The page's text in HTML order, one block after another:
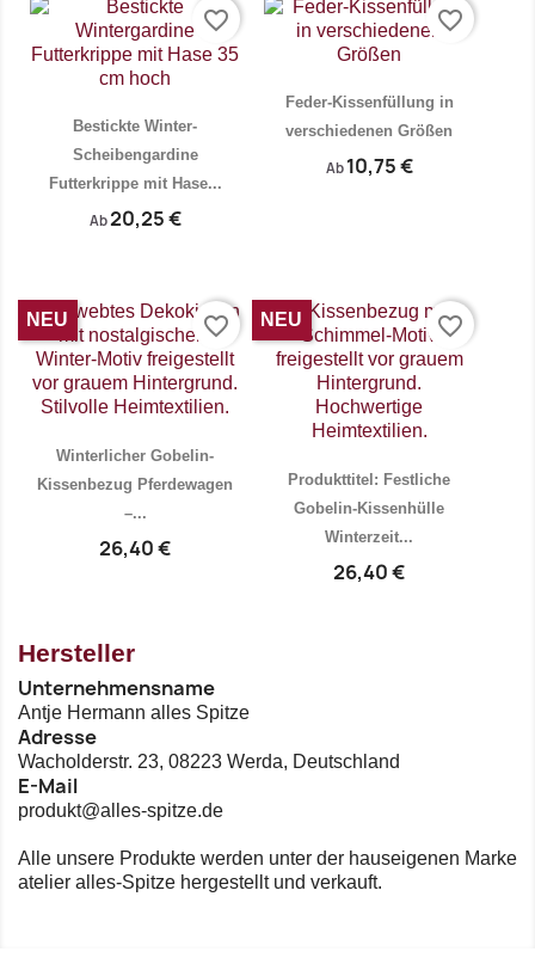
Vorschau
Bestickte Winter-
Scheibengardine
Futterkrippe mit Hase...
Ab20,25 €
favorite_border
Vorschau
Feder-Kissenfüllung in
verschiedenen Größen
Ab 10,75 €
favorite_border
Winterlicher Gobelin-
Kissenbezug Pferdewagen
–...
26,40 €
NEU favorite_border
Produkttitel: Festliche
Gobelin-Kissenhülle
Winterzeit...
26,40 €
NEU favorite_border
Hersteller
Unternehmensname
Antje Hermann alles Spitze
Adresse
Wacholderstr. 23, 08223 Werda, Deutschland
E-Mail
produkt@alles-spitze.de
Alle unsere Produkte werden unter der hauseigenen Marke
atelier alles-Spitze hergestellt und verkauft.